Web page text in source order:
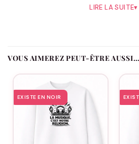
parle pour vous. Disponible en
lance la conversation avant même
Pourquoi vous allez
Message décalé qui détend
Choix entre 7 modèles différents
LIRE LA SUITE▾
VOUS AIMEREZ PEUT-ÊTRE AUSSI…
EXISTE EN NOIR